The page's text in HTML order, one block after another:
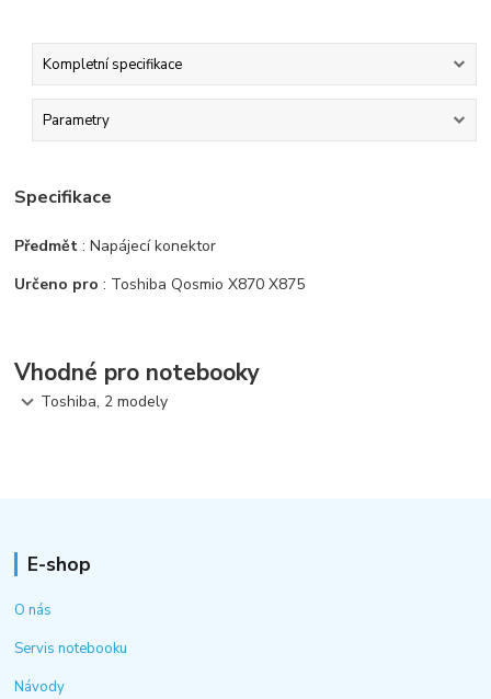
Kompletní specifikace
Parametry
Specifikace
Předmět : Napájecí konektor
Určeno pro : Toshiba Qosmio X870 X875
Vhodné pro notebooky
Toshiba, 2 modely
E-shop
O nás
Servis notebooku
Návody